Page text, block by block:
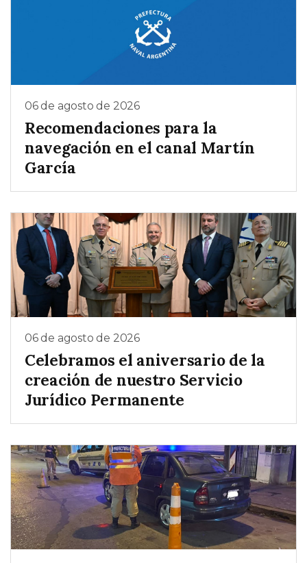
06 de agosto de 2026
Recomendaciones para la
navegación en el canal Martín
García
06 de agosto de 2026
Celebramos el aniversario de la
creación de nuestro Servicio
Jurídico Permanente